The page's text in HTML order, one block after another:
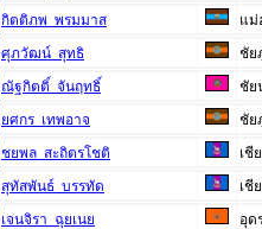
กิตติภพ พรมมาส
แม่
ศุภวัฒน์ สุทธิ
ชัย
ณัฐกิตติ์ จันฤทธิ์
ชัย
ยศกร เทพอาจ
ชัย
ชยพล สะถิตรโชติ
เชี
สุทัสพันธ์ บรรทัด
เชี
เจนจิรา ฉุยเนย
อุด